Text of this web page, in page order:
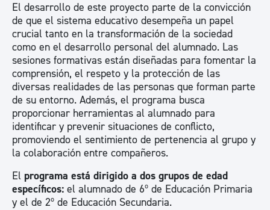
El desarrollo de este proyecto parte de la convicción
de que el sistema educativo desempeña un papel
crucial tanto en la transformación de la sociedad
como en el desarrollo personal del alumnado. Las
sesiones formativas están diseñadas para fomentar la
comprensión, el respeto y la protección de las
diversas realidades de las personas que forman parte
de su entorno. Además, el programa busca
proporcionar herramientas al alumnado para
identificar y prevenir situaciones de conflicto,
promoviendo el sentimiento de pertenencia al grupo y
la colaboración entre compañeros.
El programa está dirigido a dos grupos de edad
específicos: el alumnado de 6º de Educación Primaria
y el de 2º de Educación Secundaria.